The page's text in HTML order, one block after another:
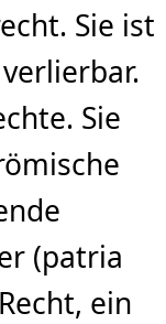
Sie ist
Sie
(patria
ein